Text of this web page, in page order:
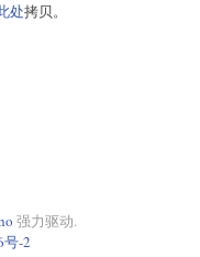
处拷贝。
强力驱动.
号-2